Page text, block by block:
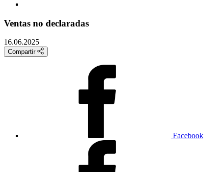
Ventas no declaradas
16.06.2025
Compartir
Facebook